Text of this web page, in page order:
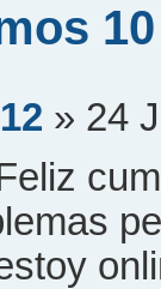
» 24